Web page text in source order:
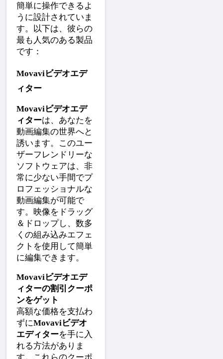
簡単に操作できるよ
うに設計されていま
す。以下は、彼らの
最も人気のある製品
です：
Movaviビデオエデ
ィター
Movaviビデオエデ
ィターは、あなたを
動画編集の世界へと
誘います。このユー
ザーフレンドリーな
ソフトウェアは、非
常に少ない手間でプ
ロフェッショナルな
動画編集が可能で
す。映像をドラッグ
＆ドロップし、数多
くの組み込みエフェ
クトを使用して簡単
に編集できます。
Movaviビデオエデ
ィターの割引クーポ
ンをゲット
高額な価格を支払わ
ずにMovaviビデオ
エディターを手に入
れる方法がありま